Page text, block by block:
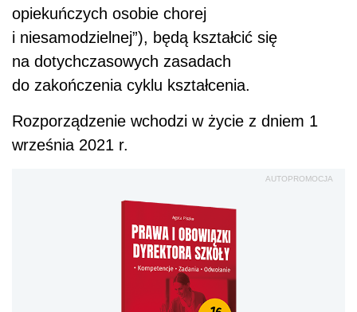
opiekuńczych osobie chorej
i niesamodzielnej”), będą kształcić się
na dotychczasowych zasadach
do zakończenia cyklu kształcenia.
Rozporządzenie wchodzi w życie z dniem 1
września 2021 r.
AUTOPROMOCJA